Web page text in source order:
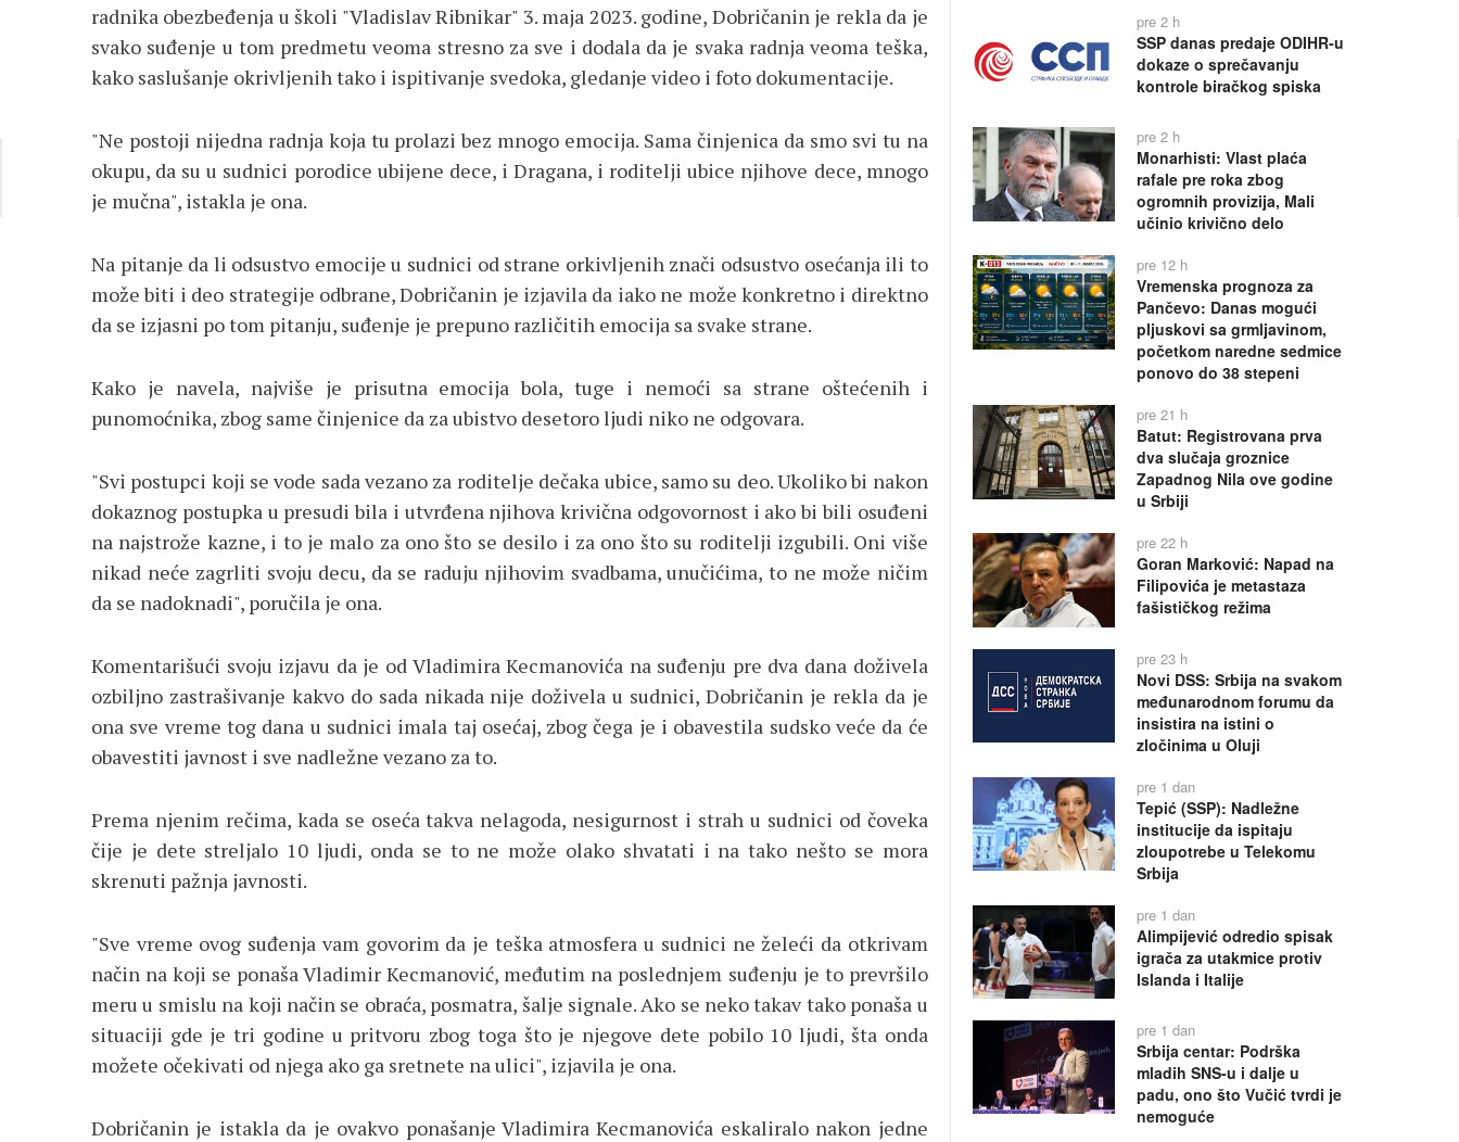
radnika obezbeđenja u školi "Vladislav Ribnikar" 3. maja 2023. godine, Dobričanin je rekla da je
svako suđenje u tom predmetu veoma stresno za sve i dodala da je svaka radnja veoma teška,
kako saslušanje okrivljenih tako i ispitivanje svedoka, gledanje video i foto dokumentacije.
"Ne postoji nijedna radnja koja tu prolazi bez mnogo emocija. Sama činjenica da smo svi tu na
okupu, da su u sudnici porodice ubijene dece, i Dragana, i roditelji ubice njihove dece, mnogo
je mučna", istakla je ona.
Na pitanje da li odsustvo emocije u sudnici od strane orkivljenih znači odsustvo osećanja ili to
može biti i deo strategije odbrane, Dobričanin je izjavila da iako ne može konkretno i direktno
da se izjasni po tom pitanju, suđenje je prepuno različitih emocija sa svake strane.
Kako je navela, najviše je prisutna emocija bola, tuge i nemoći sa strane oštećenih i
punomoćnika, zbog same činjenice da za ubistvo desetoro ljudi niko ne odgovara.
"Svi postupci koji se vode sada vezano za roditelje dečaka ubice, samo su deo. Ukoliko bi nakon
dokaznog postupka u presudi bila i utvrđena njihova krivična odgovornost i ako bi bili osuđeni
na najstrože kazne, i to je malo za ono što se desilo i za ono što su roditelji izgubili. Oni više
nikad neće zagrliti svoju decu, da se raduju njihovim svadbama, unučićima, to ne može ničim
da se nadoknadi", poručila je ona.
Komentarišući svoju izjavu da je od Vladimira Kecmanovića na suđenju pre dva dana doživela
ozbiljno zastrašivanje kakvo do sada nikada nije doživela u sudnici, Dobričanin je rekla da je
ona sve vreme tog dana u sudnici imala taj osećaj, zbog čega je i obavestila sudsko veće da će
obavestiti javnost i sve nadležne vezano za to.
Prema njenim rečima, kada se oseća takva nelagoda, nesigurnost i strah u sudnici od čoveka
čije je dete streljalo 10 ljudi, onda se to ne može olako shvatati i na tako nešto se mora
skrenuti pažnja javnosti.
"Sve vreme ovog suđenja vam govorim da je teška atmosfera u sudnici ne želeći da otkrivam
način na koji se ponaša Vladimir Kecmanović, međutim na poslednjem suđenju je to prevršilo
meru u smislu na koji način se obraća, posmatra, šalje signale. Ako se neko takav tako ponaša u
situaciji gde je tri godine u pritvoru zbog toga što je njegove dete pobilo 10 ljudi, šta onda
možete očekivati od njega ako ga sretnete na ulici", izjavila je ona.
Dobričanin je istakla da je ovakvo ponašanje Vladimira Kecmanovića eskaliralo nakon jedne
pre 2 h
SSP danas predaje ODIHR-u
dokaze o sprečavanju
kontrole biračkog spiska
pre 2 h
Monarhisti: Vlast plaća
rafale pre roka zbog
ogromnih provizija, Mali
učinio krivično delo
pre 12 h
Vremenska prognoza za
Pančevo: Danas mogući
pljuskovi sa grmljavinom,
početkom naredne sedmice
ponovo do 38 stepeni
pre 21 h
Batut: Registrovana prva
dva slučaja groznice
Zapadnog Nila ove godine
u Srbiji
pre 22 h
Goran Marković: Napad na
Filipovića je metastaza
fašističkog režima
pre 23 h
Novi DSS: Srbija na svakom
međunarodnom forumu da
insistira na istini o
zločinima u Oluji
pre 1 dan
Tepić (SSP): Nadležne
institucije da ispitaju
zloupotrebe u Telekomu
Srbija
pre 1 dan
Alimpijević odredio spisak
igrača za utakmice protiv
Islanda i Italije
pre 1 dan
Srbija centar: Podrška
mladih SNS-u i dalje u
padu, ono što Vučić tvrdi je
nemoguće